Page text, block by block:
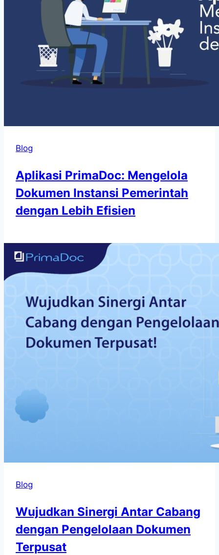
Blog
Aplikasi PrimaDoc: Mengelola
Dokumen Instansi Pemerintah
dengan Lebih Efisien
Blog
Wujudkan Sinergi Antar Cabang
dengan Pengelolaan Dokumen
Terpusat